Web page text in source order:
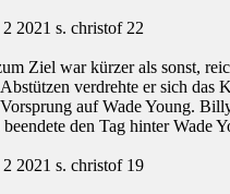
Ziel war kürzer als sonst,
verdrehte er sich das
auf Wade Young.
den Tag hinter Wade